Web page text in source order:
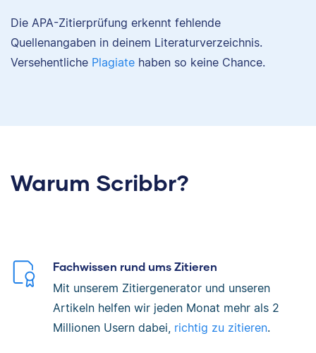
Die APA-Zitierprüfung erkennt fehlende
Quellenangaben in deinem Literaturverzeichnis.
Versehentliche Plagiate haben so keine Chance.
Warum Scribbr?
Fachwissen rund ums Zitieren
Mit unserem Zitiergenerator und unseren
Artikeln helfen wir jeden Monat mehr als 2
Millionen Usern dabei, richtig zu zitieren.